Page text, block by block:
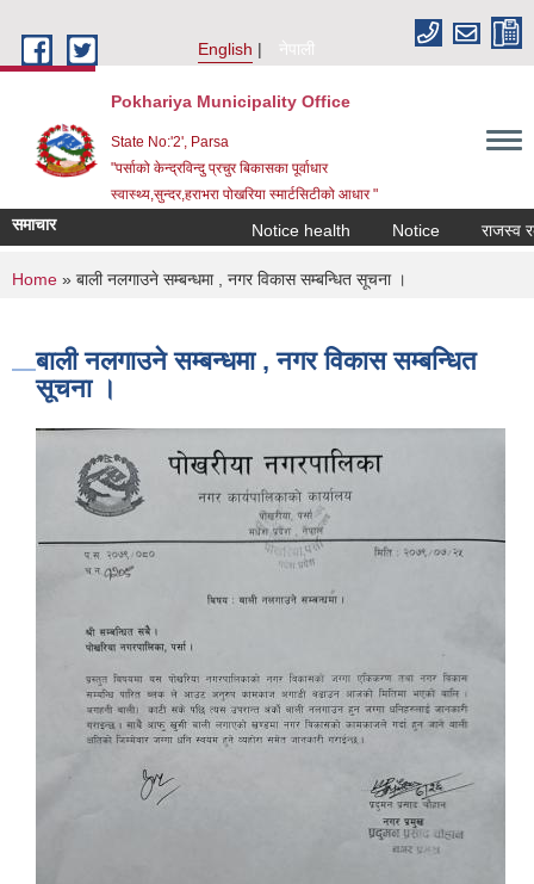
English
नेपाली
Pokhariya Municipality Office
State No:'2', Parsa
"पर्साको केन्द्रविन्दु प्रचुर बिकासका पूर्वाधार
स्वास्थ्य,सुन्दर,हराभरा पोखरिया स्मार्टसिटीको आधार "
समाचार Notice health Notice राजस्व
You are here
Home » बाली नलगाउने सम्बन्धमा , नगर विकास सम्बन्धित सूचना ।
बाली नलगाउने सम्बन्धमा , नगर विकास सम्बन्धित
सूचना ।